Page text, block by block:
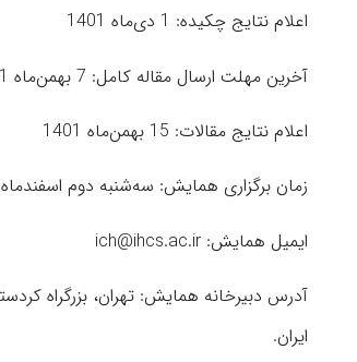
اعلام نتایج چکیده: 1 دی‌ماه 1401
آخرین مهلت ارسال مقاله کامل: 7 بهمن‌ماه 1401
اعلام نتایج مقالات: 15 بهمن‌ماه 1401
زمان برگزاری همایش: سه‌شنبه دوم اسفندماه 1401
ایمیل همایش: ich@ihcs.ac.ir
ایران.